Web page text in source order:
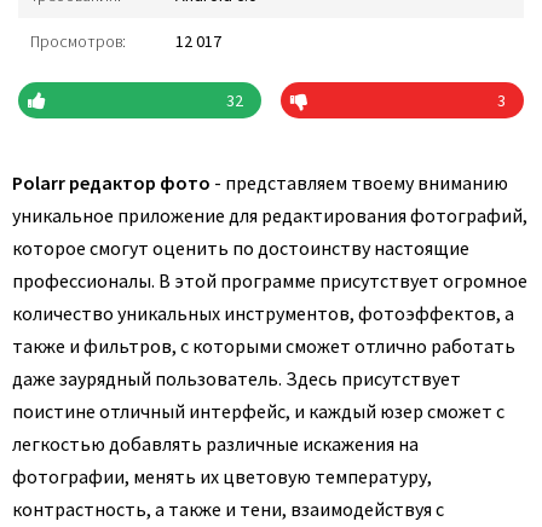
Просмотров: 12 017
32 3
Polarr редактор фото - представляем твоему вниманию
уникальное приложение для редактирования фотографий,
которое смогут оценить по достоинству настоящие
профессионалы. В этой программе присутствует огромное
количество уникальных инструментов, фотоэффектов, а
также и фильтров, с которыми сможет отлично работать
даже заурядный пользователь. Здесь присутствует
поистине отличный интерфейс, и каждый юзер сможет с
легкостью добавлять различные искажения на
фотографии, менять их цветовую температуру,
контрастность, а также и тени, взаимодействуя с